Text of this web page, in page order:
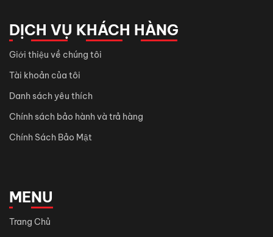
DỊCH VỤ KHÁCH HÀNG
Giới thiệu về chúng tôi
Tài khoản của tôi
Danh sách yêu thích
Chính sách bảo hành và trả hàng
Chính Sách Bảo Mật
MENU
Trang Chủ